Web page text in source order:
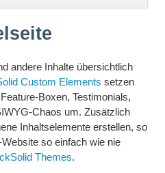
andere Inhalte übersichtlich
Custom Elements setzen
Boxen, Testimonials,
Chaos um. Zusätzlich
Inhaltselemente erstellen, so
so einfach wie nie
Themes.